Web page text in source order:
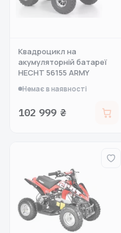
Квадроцикл на
акумуляторній батареї
HECHT 56155 ARMY
Немає в наявності
102 999 ₴